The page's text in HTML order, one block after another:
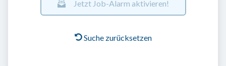
Jetzt Job-Alarm aktivieren!
Suche zurücksetzen